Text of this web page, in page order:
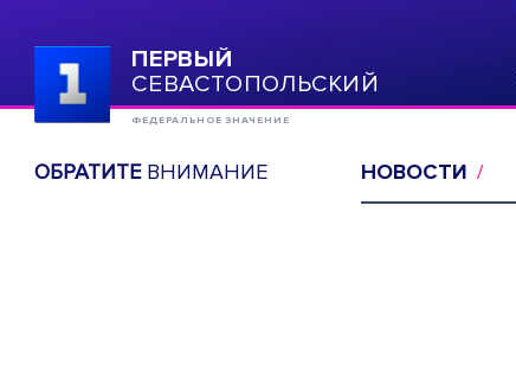
ПЕРВЫЙ
СЕВАСТОПОЛЬСКИЙ
ФЕДЕРАЛЬНОЕ ЗНАЧЕНИЕ
ОБРАТИТЕВНИМАНИЕ НОВОСТИ